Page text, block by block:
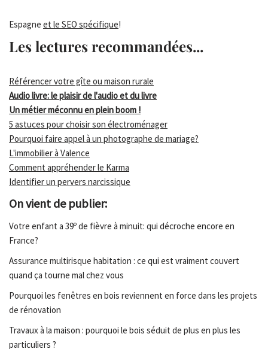
Espagne et le SEO spécifique!
Les lectures recommandées...
Référencer votre gîte ou maison rurale
Audio livre: le plaisir de l'audio et du livre
Un métier méconnu en plein boom !
5 astuces pour choisir son électroménager
Pourquoi faire appel à un photographe de mariage?
L'immobilier à Valence
Comment appréhender le Karma
Identifier un pervers narcissique
On vient de publier:
Votre enfant a 39º de fièvre à minuit: qui décroche encore en
France?
Assurance multirisque habitation : ce qui est vraiment couvert
quand ça tourne mal chez vous
Pourquoi les fenêtres en bois reviennent en force dans les projets
de rénovation
Travaux à la maison : pourquoi le bois séduit de plus en plus les
particuliers ?